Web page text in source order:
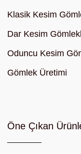
Klasik Kesim
Dar Kesim
Oduncu Kesim
Gömlek Üretimi
Öne Çıkan